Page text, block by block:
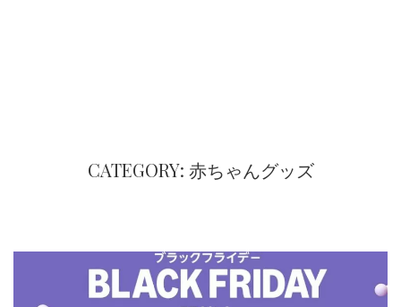
CATEGORY: 赤ちゃんグッズ